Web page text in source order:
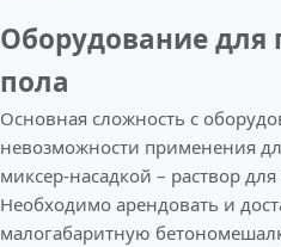
Оборудование для
пола
Основная сложность с
невозможности применения
миксер-насадкой – раствор
Необходимо арендовать и
малогабаритную